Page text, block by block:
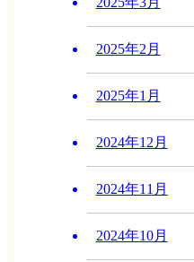
2025年2月
2025年1月
2024年12月
2024年11月
2024年10月